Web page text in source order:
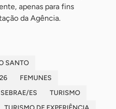
apenas para fins
da Agência.
SANTO
FEMUNES
SEBRAE/ES
TURISMO